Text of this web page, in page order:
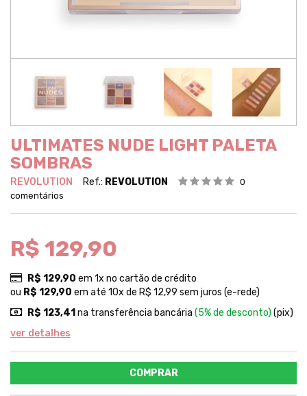
ULTIMATES NUDE LIGHT PALETA
SOMBRAS
REVOLUTION Ref.: REVOLUTION
0
comentários
R$ 129,90
R$ 129,90 em 1x no cartão de crédito
ou R$ 129,90 em até 10x de R$ 12,99 sem juros (e-rede)
R$ 123,41 na transferência bancária (5% de desconto) (pix)
ver detalhes
COMPRAR